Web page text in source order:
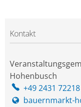
Kontakt
Hohenbusch
+49 2431 72218
bauernmarkt-